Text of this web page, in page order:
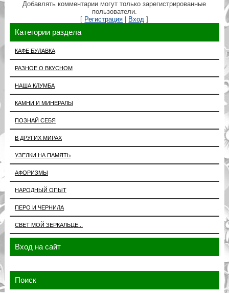
Добавлять комментарии могут только зарегистрированные
пользователи.
[ Регистрация | Вход ]
Категории раздела
КАФЕ БУЛАВКА
РАЗНОЕ О ВКУСНОМ
НАША КЛУМБА
КАМНИ И МИНЕРАЛЫ
ПОЗНАЙ СЕБЯ
В ДРУГИХ МИРАХ
УЗЕЛКИ НА ПАМЯТЬ
АФОРИЗМЫ
НАРОДНЫЙ ОПЫТ
ПЕРО И ЧЕРНИЛА
СВЕТ МОЙ ЗЕРКАЛЬЦЕ...
Вход на сайт
Поиск